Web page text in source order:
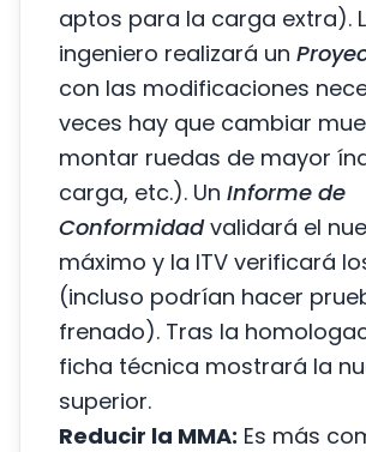
aptos para la carga extra).
ingeniero realizará un
con las modificaciones
veces hay que cambiar
montar ruedas de mayor
carga, etc.). Un Informe de
Conformidadvalidará el
máximo y la ITV verificará
(incluso podrían hacer
frenado). Tras la
ficha técnica mostrará la
superior.
Reducir la MMA: Es más